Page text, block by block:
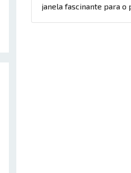
janela fascinante para o